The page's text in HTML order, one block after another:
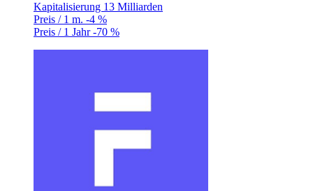
Kapitalisierung 13 Milliarden
Preis / 1 m. -4 %
Preis / 1 Jahr-70 %